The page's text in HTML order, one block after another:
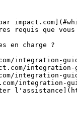
requis que
en charge ?
integration-
integration-
integration-
integration-